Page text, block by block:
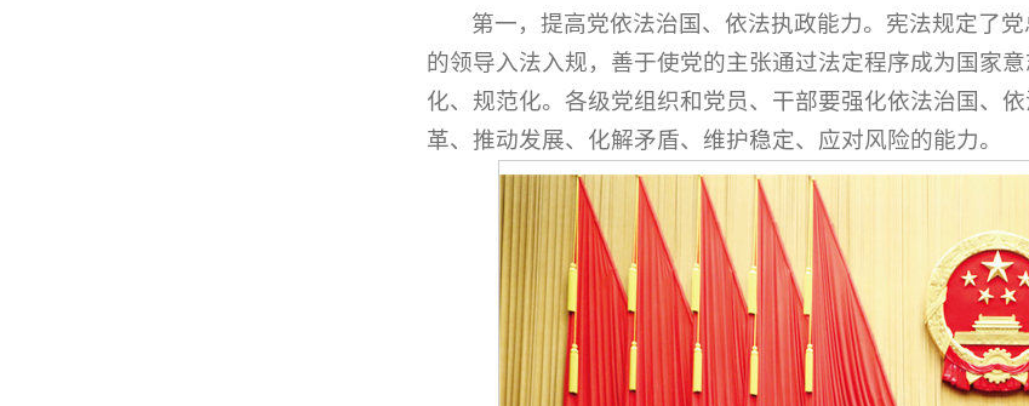
第一，提高党依法治国、依法执政能力。宪法规定了
的领导入法入规，善于使党的主张通过法定程序成为国家
化、规范化。各级党组织和党员、干部要强化依法治国、
革、推动发展、化解矛盾、维护稳定、应对风险的能力。